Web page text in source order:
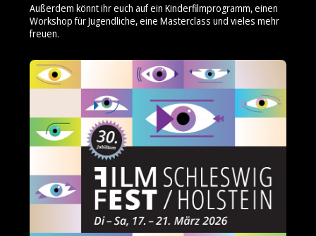
Außerdem könnt ihr euch auf ein Kinderfilmprogramm, einen
Workshop für Jugendliche, eine Masterclass und vieles mehr
freuen.